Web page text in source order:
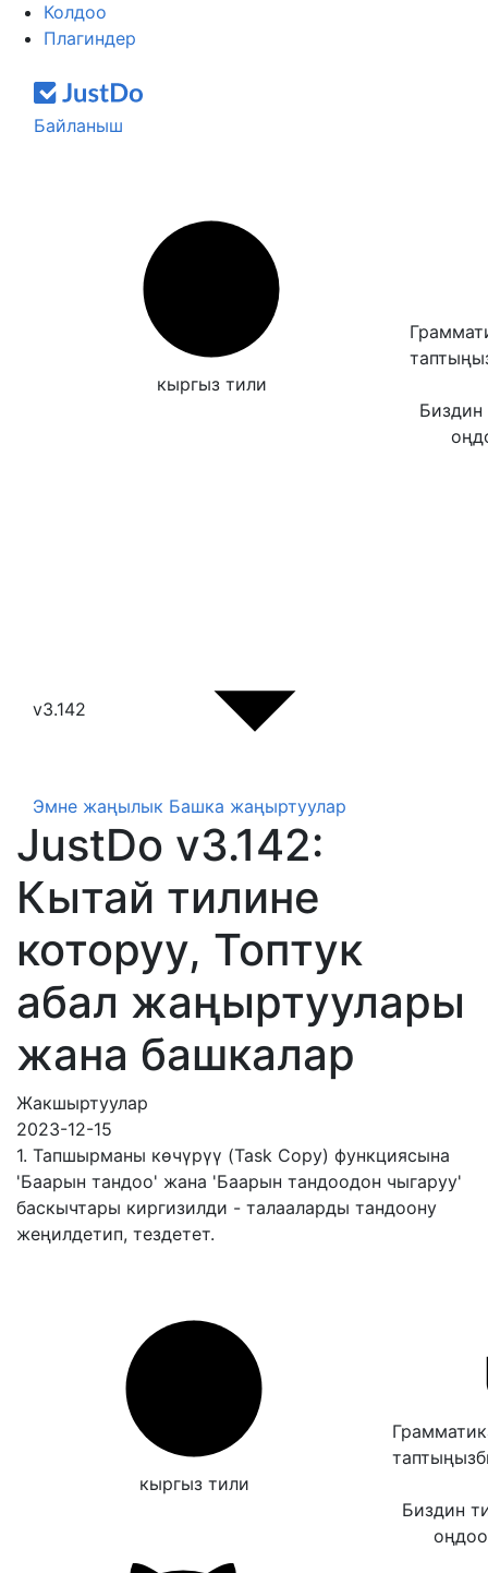
Колдоо
Плагиндер
Байланыш
кыргыз тили
v3.142
Эмне жаңылык Башка жаңыртуулар
JustDo v3.142:
Кытай тилине
которуу, Топтук
абал жаңыртуулары
жана башкалар
Жакшыртуулар
2023-12-15
1. Тапшырманы көчүрүү (Task Copy) функциясына
'Баарын тандоо' жана 'Баарын тандоодон чыгаруу'
баскычтары киргизилди - талааларды тандоону
жеңилдетип, тездетет.
кыргыз тили
Биздин